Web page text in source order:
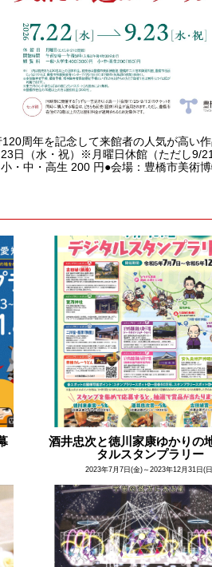
周年を記念して来館者の人気が高い
日（水・祝）※月曜日休館（ただし9/
・中・高生 200 円●会場：豊橋市美術
酒井忠次と徳川家康ゆかり
タルスタンプラリー
2023年7月7日(金)～2023年12月31日(